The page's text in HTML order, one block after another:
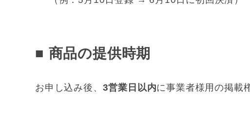
■ 商品の提供時期
お申し込み後、 3営業日以内に事業者様用の掲載